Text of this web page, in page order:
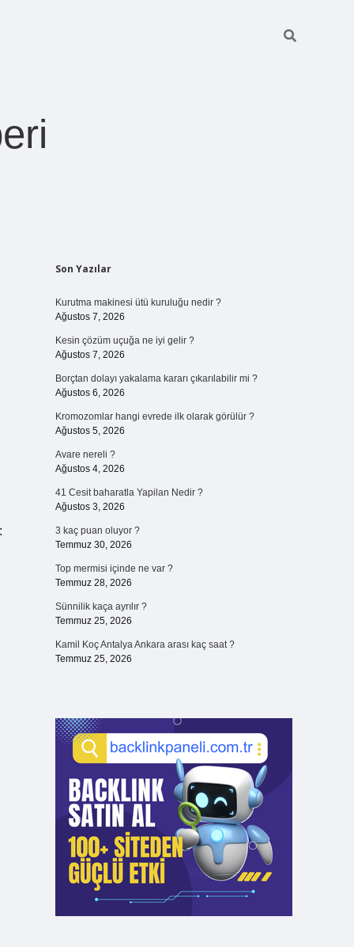
Sidebar
Son Yazılar
Kurutma makinesi ütü kuruluğu nedir ?
Ağustos 7, 2026
Kesin çözüm uçuğa ne iyi gelir ?
Ağustos 7, 2026
Borçtan dolayı yakalama kararı çıkarılabilir mi ?
Ağustos 6, 2026
Kromozomlar hangi evrede ilk olarak görülür ?
Ağustos 5, 2026
Avare nereli ?
Ağustos 4, 2026
41 Cesit baharatla Yapilan Nedir ?
Ağustos 3, 2026
3 kaç puan oluyor ?
Temmuz 30, 2026
Top mermisi içinde ne var ?
Temmuz 28, 2026
Sünnilik kaça ayrılır ?
Temmuz 25, 2026
Kamil Koç Antalya Ankara arası kaç saat ?
Temmuz 25, 2026